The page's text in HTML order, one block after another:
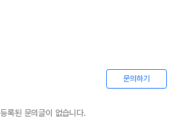
문의하기
등록된 문의글이 없습니다.